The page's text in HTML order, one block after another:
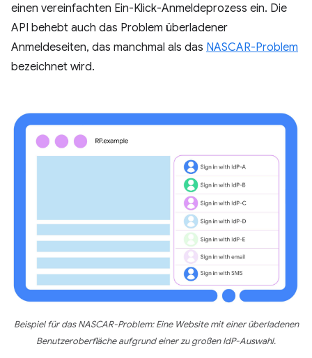
einen vereinfachten Ein-Klick-Anmeldeprozess ein. Die
API behebt auch das Problem überladener
Anmeldeseiten, das manchmal als das NASCAR-Problem
bezeichnet wird.
Beispiel für das NASCAR-Problem: Eine Website mit einer überladenen
Benutzeroberfläche aufgrund einer zu großen IdP-Auswahl.